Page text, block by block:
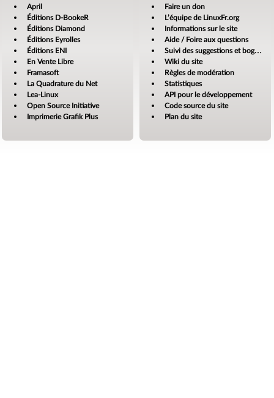
April
Éditions D-BookeR
Éditions Diamond
Éditions Eyrolles
Éditions ENI
En Vente Libre
Framasoft
La Quadrature du Net
Lea-Linux
Open Source Initiative
Imprimerie Grafik Plus
Faire un don
L’équipe de LinuxFr.org
Informations sur le site
Aide / Foire aux questions
Suivi des suggestions et bogues
Wiki du site
Règles de modération
Statistiques
API pour le développement
Code source du site
Plan du site